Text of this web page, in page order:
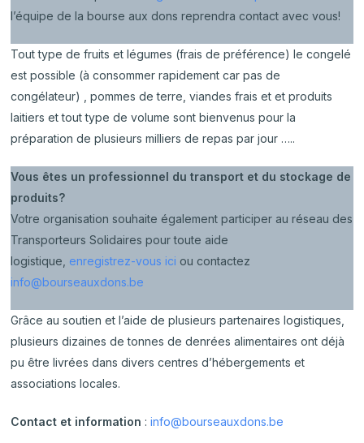
l’équipe de la bourse aux dons reprendra contact avec vous!
Tout type de fruits et légumes (frais de préférence) le congelé
est possible (à consommer rapidement car pas de
congélateur) , pommes de terre, viandes frais et et produits
laitiers et tout type de volume sont bienvenus pour la
préparation de plusieurs milliers de repas par jour …..
Vous êtes un professionnel du transport et du stockage de
produits?
Votre organisation souhaite également participer au réseau des
Transporteurs Solidaires pour toute aide
logistique, enregistrez-vous ici ou contactez
info@bourseauxdons.be
Grâce au soutien et l’aide de plusieurs partenaires logistiques,
plusieurs dizaines de tonnes de denrées alimentaires ont déjà
pu être livrées dans divers centres d’hébergements et
associations locales.
Contact et information :info@bourseauxdons.be